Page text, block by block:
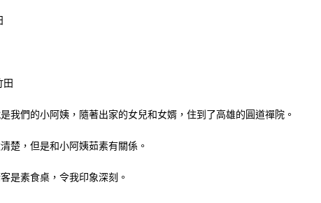
田
我們的小阿姨，隨著出家的女兒和女婿，住到了高雄的圓道禪院。
楚，但是和小阿姨茹素有關係。
是素食桌，令我印象深刻。